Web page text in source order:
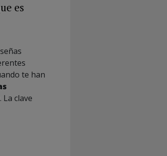
es
te han
clave